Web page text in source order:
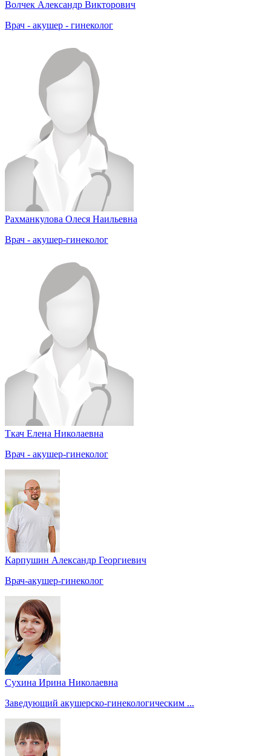
Волчек Александр Викторович
Врач - акушер - гинеколог
Рахманкулова Олеся Наильевна
Врач - акушер-гинеколог
Ткач Елена Николаевна
Врач - акушер-гинеколог
Карпушин Александр Георгиевич
Врач-акушер-гинеколог
Сухина Ирина Николаевна
Заведующий акушерско-гинекологическим ...